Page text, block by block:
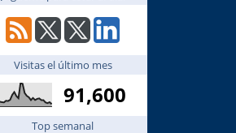
Visitas el último mes
91,600
Top semanal